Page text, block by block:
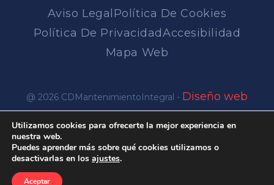
Aviso Legal Política De Cookies
Política De PrivacidadAccesibilidad
Mapa Web
@ 2026 CDMantenimientoIntegral - Diseño web
Utilizamos cookies para ofrecerte la mejor experiencia en
nuestra web.
Puedes aprender más sobre qué cookies utilizamos o
desactivarlas en los ajustes.
Aceptar